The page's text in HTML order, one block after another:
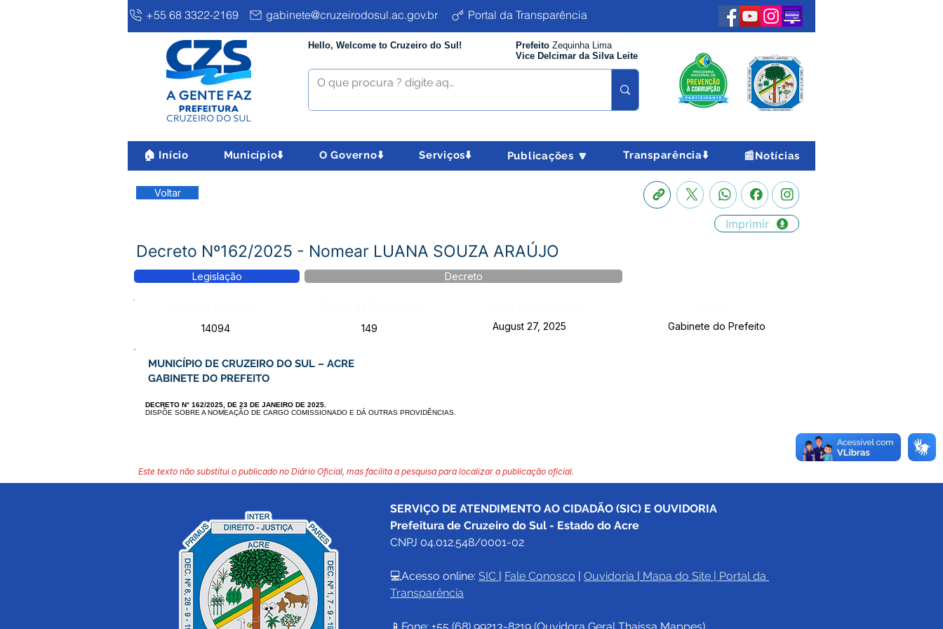
+55 68 3322-2169 gabinete@cruzeirodosul.ac.gov.br Portal da Transparência
Hello, Welcome to Cruzeiro do Sul! Prefeito Zequinha Lima
Vice Delcimar da Silva Leite
🏠 Início Município⬇️ O Governo⬇️ Serviços⬇️ Publicações 🔽 Transparência⬇️ 📰Notícias
Voltar
Imprimir
Decreto Nº162/2025 - Nomear LUANA SOUZA ARAÚJO
Legislação Decreto
14094
149 August 27, 2025 Gabinete do Prefeito
MUNICÍPIO DE CRUZEIRO DO SUL – ACRE
GABINETE DO PREFEITO
DECRETO N° 162/2025, DE 23 DE JANEIRO DE 2025.
DISPÕE SOBRE A NOMEAÇÃO DE CARGO COMISSIONADO E DÁ OUTRAS PROVIDÊNCIAS.
Este texto não substitui o publicado no Diário Oficial, mas facilita a pesquisa para localizar a publicação oficial.
SERVIÇO DE ATENDIMENTO AO CIDADÃO (SIC) E OUVIDORIA
Prefeitura de Cruzeiro do Sul - Estado do Acre
CNPJ 04.012.548/0001-02
💻Acesso online: SIC | Fale Conosco | Ouvidoria | Mapa do Site | Portal da
Transparência